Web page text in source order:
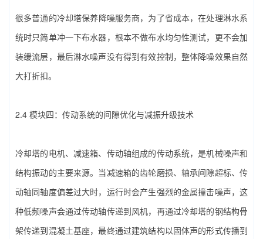
很多普通的‌冷却塔保养降噪‌服务商，为了省成本，在处理淋水系
统时只简单冲一下布水器，根本不做布水均匀性测试，更不会加
装缓流层，最后淋水噪声没有得到有效控制，整体降噪效果自然
大打折扣。
2.4 模块四：传动系统的间隙优化与减振升级技术
冷却塔的电机、减速箱、传动轴组成的传动系统，是机械噪声和
结构振动的主要来源。当减速箱的齿轮磨损、轴承间隙超标、传
动轴同轴度偏差过大时，运行时会产生强烈的金属撞击噪声，这
种低频噪声会通过传动轴传递到风机，再通过冷却塔的钢结构骨
架传递到混凝土基座，最终通过建筑结构以固体声的形式传播到